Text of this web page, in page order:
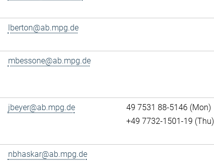
lberton@ab.mpg.de
mbessone@ab.mpg.de
jbeyer@ab.mpg.de
49 7531 88-5146 (Mon)
+49 7732-1501-19 (Thu)
nbhaskar@ab.mpg.de